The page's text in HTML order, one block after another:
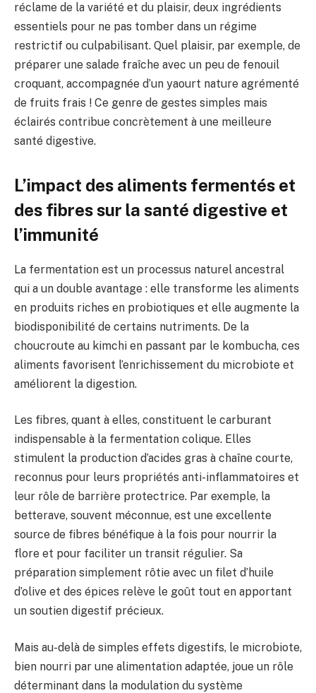
réclame de la variété et du plaisir, deux ingrédients
essentiels pour ne pas tomber dans un régime
restrictif ou culpabilisant. Quel plaisir, par exemple, de
préparer une salade fraîche avec un peu de fenouil
croquant, accompagnée d’un yaourt nature agrémenté
de fruits frais ! Ce genre de gestes simples mais
éclairés contribue concrètement à une meilleure
santé digestive.
L’impact des aliments fermentés et
des fibres sur la santé digestive et
l’immunité
La fermentation est un processus naturel ancestral
qui a un double avantage : elle transforme les aliments
en produits riches en probiotiques et elle augmente la
biodisponibilité de certains nutriments. De la
choucroute au kimchi en passant par le kombucha, ces
aliments favorisent l’enrichissement du microbiote et
améliorent la digestion.
Les fibres, quant à elles, constituent le carburant
indispensable à la fermentation colique. Elles
stimulent la production d’acides gras à chaîne courte,
reconnus pour leurs propriétés anti-inflammatoires et
leur rôle de barrière protectrice. Par exemple, la
betterave, souvent méconnue, est une excellente
source de fibres bénéfique à la fois pour nourrir la
flore et pour faciliter un transit régulier. Sa
préparation simplement rôtie avec un filet d’huile
d’olive et des épices relève le goût tout en apportant
un soutien digestif précieux.
Mais au-delà de simples effets digestifs, le microbiote,
bien nourri par une alimentation adaptée, joue un rôle
déterminant dans la modulation du système